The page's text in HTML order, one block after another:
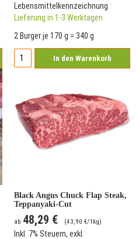
Lebensmittelkennzeichnung
Lieferung in 1-3 Werktagen
2 Burger je 170 g = 340 g
In den Warenkorb
Black Angus Chuck Flap Steak,
Teppanyaki-Cut
ab 48,29 € (43,90 €/1kg)
Inkl. 7% Steuern, exkl.